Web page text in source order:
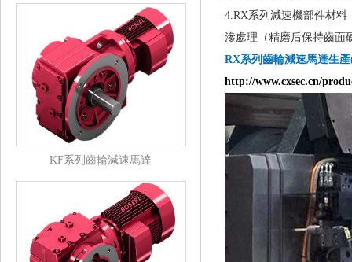
KF系列齒輪減速馬達
4.RX系列減速機部件材料：
滲處理（精磨后保持齒面
RX系列齒輪減速馬達生
http://www.cxsec.cn/